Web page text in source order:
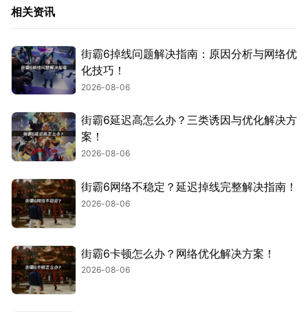
相关资讯
街霸6掉线问题解决指南：原因分析与网络优
化技巧！
2026-08-06
街霸6延迟高怎么办？三类诱因与优化解决方
案！
2026-08-06
街霸6网络不稳定？延迟掉线完整解决指南！
2026-08-06
街霸6卡顿怎么办？网络优化解决方案！
2026-08-06